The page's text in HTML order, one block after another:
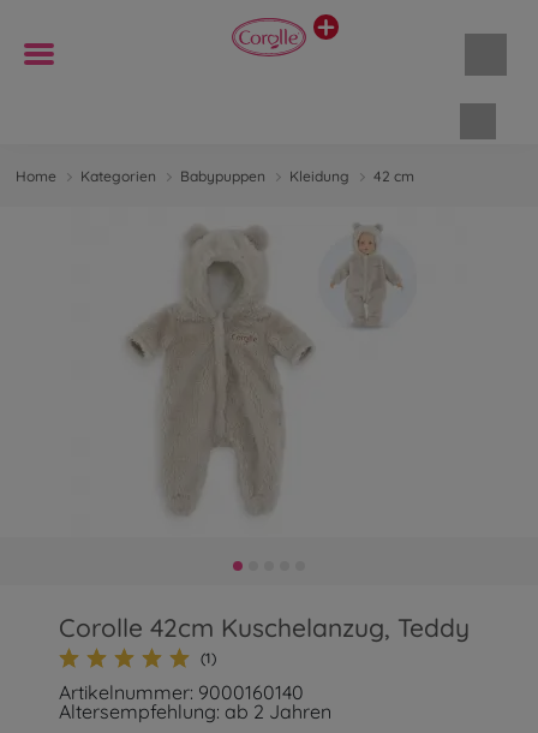
Home Kategorien Babypuppen Kleidung 42 cm
Corolle 42cm Kuschelanzug, Teddy
(1)
Artikelnummer: 9000160140
Altersempfehlung: ab 2 Jahren